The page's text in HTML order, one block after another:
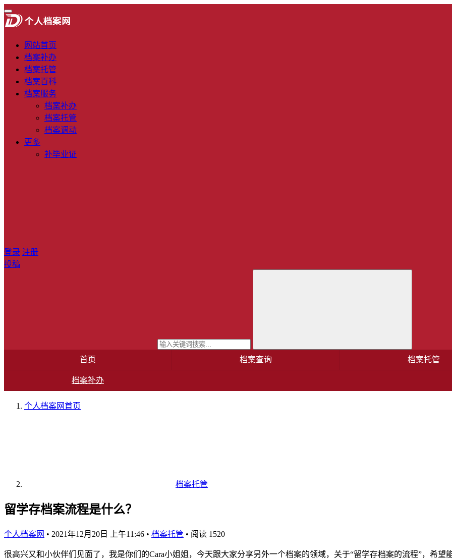
网站首页
档案补办
档案托管
档案百科
档案服务
档案补办
档案托管
档案调动
更多
补毕业证
登录 注册
投稿
首页 档案查询 档案托管
档案补办
个人档案网首页
档案托管
留学存档案流程是什么？
个人档案网 • 2021年12月20日 上午11:46 • 档案托管 • 阅读 1520
很高兴又和小伙伴们见面了，我是你们的Cara小姐姐，今天跟大家分享另外一个档案的领域，关于“留学存档案的流程”，希望